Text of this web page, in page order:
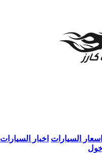
اسعار السيارات اخبار السيارات